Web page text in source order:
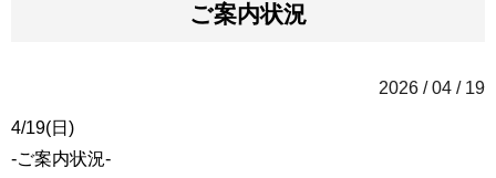
ご案内状況
2026 / 04 / 19
4/19(日)
-ご案内状況-